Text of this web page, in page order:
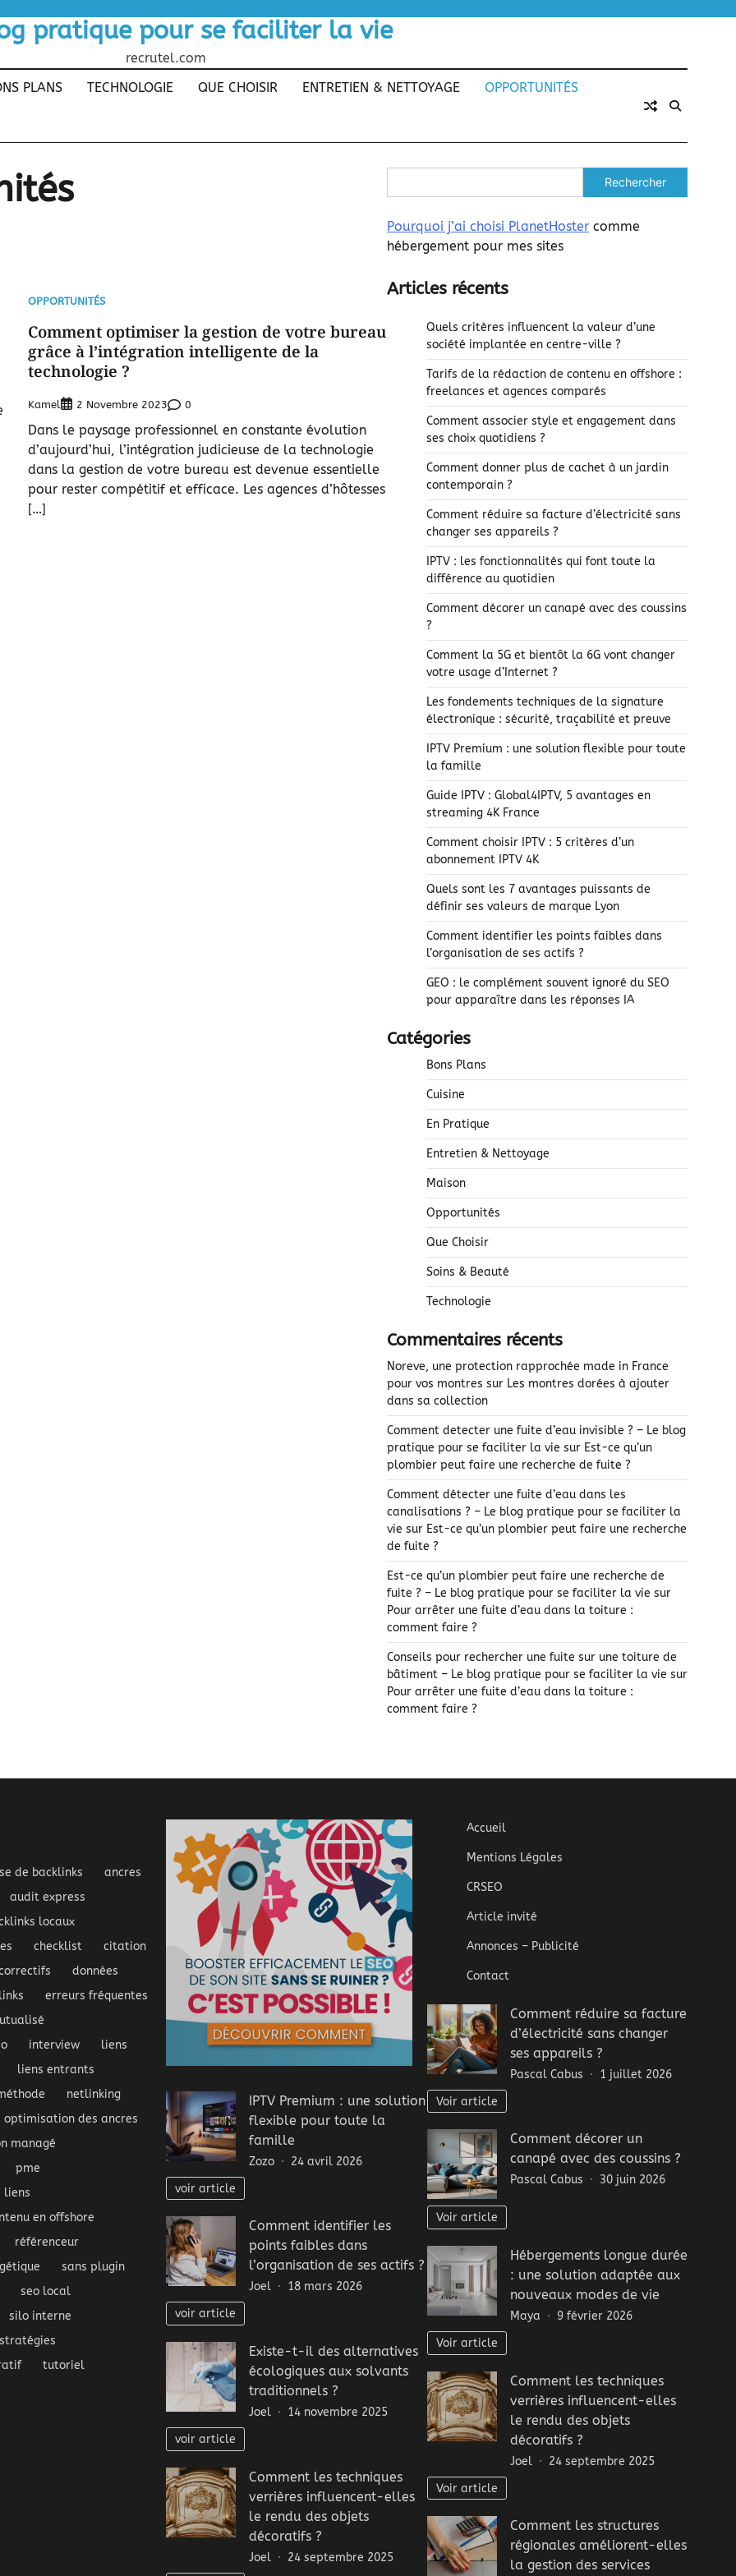
pratique pour se faciliter la vie
recrutel.com
PLANS TECHNOLOGIE QUE CHOISIR ENTRETIEN & NETTOYAGE OPPORTUNITÉS
OPPORTUNITÉS
Comment optimiser la gestion de votre bureau
grâce à l’intégration intelligente de la
technologie ?
Kamel 2 Novembre 2023 0
Dans le paysage professionnel en constante évolution
d’aujourd’hui, l’intégration judicieuse de la technologie
dans la gestion de votre bureau est devenue essentielle
pour rester compétitif et efficace. Les agences d’hôtesses
[…]
Rechercher
Pourquoi j’ai choisi PlanetHoster comme
hébergement pour mes sites
Articles récents
Quels critères influencent la valeur d’une
société implantée en centre-ville ?
Tarifs de la rédaction de contenu en offshore :
freelances et agences comparés
Comment associer style et engagement dans
ses choix quotidiens ?
Comment donner plus de cachet à un jardin
contemporain ?
Comment réduire sa facture d’électricité sans
changer ses appareils ?
IPTV : les fonctionnalités qui font toute la
différence au quotidien
Comment décorer un canapé avec des coussins
?
Comment la 5G et bientôt la 6G vont changer
votre usage d’Internet ?
Les fondements techniques de la signature
électronique : sécurité, traçabilité et preuve
IPTV Premium : une solution flexible pour toute
la famille
Guide IPTV : Global4IPTV, 5 avantages en
streaming 4K France
Comment choisir IPTV : 5 critères d’un
abonnement IPTV 4K
Quels sont les 7 avantages puissants de
définir ses valeurs de marque Lyon
Comment identifier les points faibles dans
l’organisation de ses actifs ?
GEO : le complément souvent ignoré du SEO
pour apparaître dans les réponses IA
Catégories
Bons Plans
Cuisine
En Pratique
Entretien & Nettoyage
Maison
Opportunités
Que Choisir
Soins & Beauté
Technologie
Commentaires récents
Noreve, une protection rapprochée made in France
pour vos montres sur Les montres dorées à ajouter
dans sa collection
Comment detecter une fuite d’eau invisible ? – Le blog
pratique pour se faciliter la vie sur Est-ce qu’un
plombier peut faire une recherche de fuite ?
Comment détecter une fuite d’eau dans les
canalisations ? – Le blog pratique pour se faciliter la
vie sur Est-ce qu’un plombier peut faire une recherche
de fuite ?
Est-ce qu’un plombier peut faire une recherche de
fuite ? – Le blog pratique pour se faciliter la vie sur
Pour arrêter une fuite d’eau dans la toiture :
comment faire ?
Conseils pour rechercher une fuite sur une toiture de
bâtiment – Le blog pratique pour se faciliter la vie sur
Pour arrêter une fuite d’eau dans la toiture :
comment faire ?
de backlinks
ancres
audit express
locaux
checklist
citation
données
erreurs fréquentes
interview
liens
liens entrants
netlinking
optimisation des ancres
managé
pme
liens
en offshore
référenceur
sans plugin
seo local
silo interne
stratégies
tutoriel
IPTV Premium : une solution
flexible pour toute la
famille
Zozo
24 avril 2026
voir article
Comment identifier les
points faibles dans
l’organisation de ses actifs ?
Joel
18 mars 2026
voir article
Existe-t-il des alternatives
écologiques aux solvants
traditionnels ?
Joel
14 novembre 2025
voir article
Comment les techniques
verrières influencent-elles
le rendu des objets
décoratifs ?
Joel 24 septembre 2025
Accueil
Mentions Légales
CRSEO
Article invité
Annonces – Publicité
Contact
Comment réduire sa facture
d’électricité sans changer
ses appareils ?
Pascal Cabus
1 juillet 2026
Voir article
Comment décorer un
canapé avec des coussins ?
Pascal Cabus 30 juin 2026
Voir article
Hébergements longue durée
: une solution adaptée aux
nouveaux modes de vie
Maya
9 février 2026
Voir article
Comment les techniques
verrières influencent-elles
le rendu des objets
décoratifs ?
Joel
24 septembre 2025
Voir article
Comment les structures
régionales améliorent-elles
la gestion des services